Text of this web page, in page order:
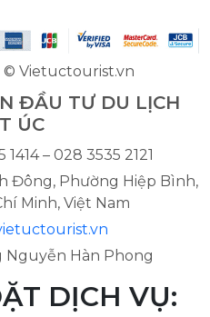
Vietuctourist.vn
ĐẦU TƯ DU LỊCH
ÚC
– 028 3535 2121
Đông, Phường Hiệp Bình,
Minh, Việt Nam
Nguyễn Hàn Phong
DỊCH VỤ: